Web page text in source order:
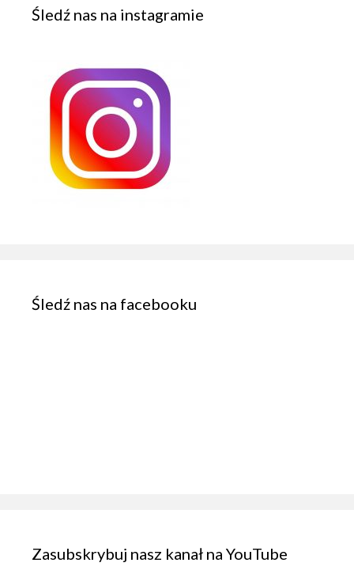
Śledź nas na instagramie
Śledź nas na facebooku
Zasubskrybuj nasz kanał na YouTube